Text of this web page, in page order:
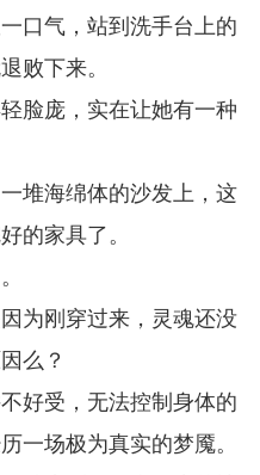
口气，站到洗手台上的
败下来。
脸庞，实在让她有一种
堆海绵体的沙发上，这
的家具了。
为刚穿过来，灵魂还没
么？
好受，无法控制身体的
一场极为真实的梦魇。